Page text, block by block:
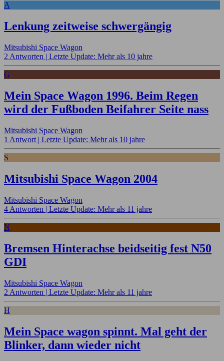
A
Lenkung zeitweise schwergängig
Mitsubishi Space Wagon
2 Antworten | Letzte Update: Mehr als 10 jahre
G
Mein Space Wagon 1996. Beim Regen
wird der Fußboden Beifahrer Seite nass
Mitsubishi Space Wagon
1 Antwort | Letzte Update: Mehr als 10 jahre
S
Mitsubishi Space Wagon 2004
Mitsubishi Space Wagon
4 Antworten | Letzte Update: Mehr als 11 jahre
N
Bremsen Hinterachse beidseitig fest N50
GDI
Mitsubishi Space Wagon
2 Antworten | Letzte Update: Mehr als 11 jahre
H
Mein Space wagon spinnt. Mal geht der
Blinker, dann wieder nicht